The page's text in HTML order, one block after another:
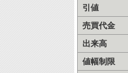
引値
売買代金
出来高
値幅制限